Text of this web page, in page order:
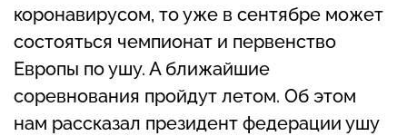
коронавирусом, то уже в сентябре может
состояться чемпионат и первенство
Европы по ушу. А ближайшие
соревнования пройдут летом. Об этом
нам рассказал президент федерации ушу